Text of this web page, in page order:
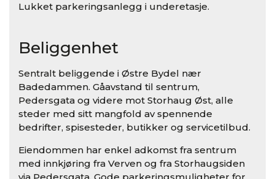
Lukket parkeringsanlegg i underetasje.
Beliggenhet
Sentralt beliggende i Østre Bydel nær
Badedammen. Gåavstand til sentrum,
Pedersgata og videre mot Storhaug Øst, alle
steder med sitt mangfold av spennende
bedrifter, spisesteder, butikker og servicetilbud.
Eiendommen har enkel adkomst fra sentrum
med innkjøring fra Verven og fra Storhaugsiden
via Pedersgata. Gode parkeringsmuligheter for